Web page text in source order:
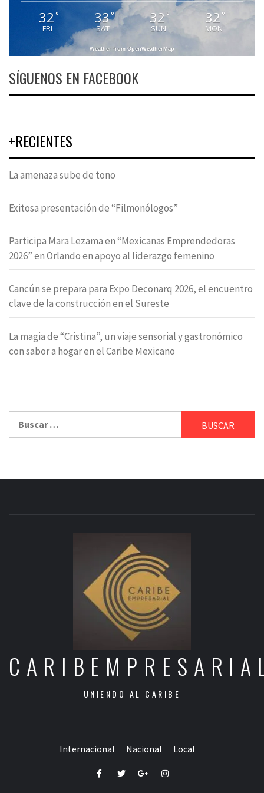
32°
FRI
33°
SAT
32 °
SUN
32 °
MON
Weather from OpenWeatherMap
SÍGUENOS EN FACEBOOK
+RECIENTES
La amenaza sube de tono
Exitosa presentación de “Filmonólogos”
Participa Mara Lezama en “Mexicanas Emprendedoras
2026” en Orlando en apoyo al liderazgo femenino
Cancún se prepara para Expo Deconarq 2026, el encuentro
clave de la construcción en el Sureste
La magia de “Cristina”, un viaje sensorial y gastronómico
con sabor a hogar en el Caribe Mexicano
UNIENDO AL CARIBE
Internacional Nacional Local
FacebookTwitterGoogle+Instagram